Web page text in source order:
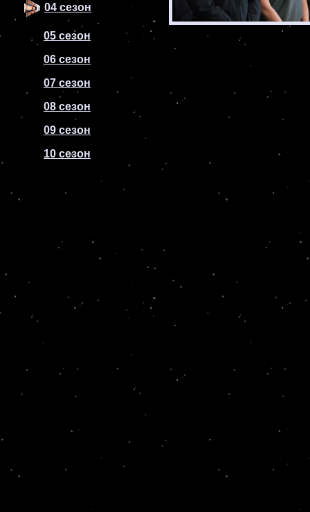
04 сезон
05 сезон
06 сезон
07 сезон
08 сезон
09 сезон
10 сезон